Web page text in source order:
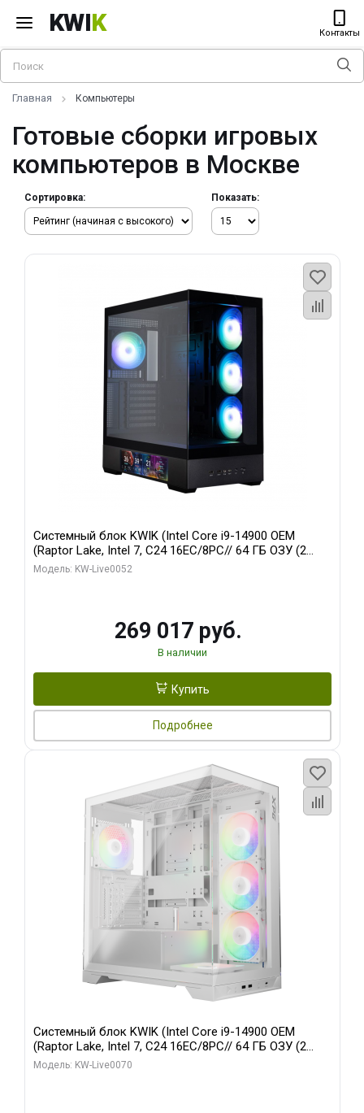
KWIK Контакты
Главная Компьютеры
Готовые сборки игровых
компьютеров в Москве
Сортировка: Показать:
Системный блок KWIK (Intel Core i9-14900 OEM
(Raptor Lake, Intel 7, C24 16EC/8PC// 64 ГБ ОЗУ (2
модуля)/ Palit RTX5080 GAMINGPRO OC 16GB GDDR7
Модель: KW-Live0052
269 017 руб.
В наличии
Купить
Подробнее
Системный блок KWIK (Intel Core i9-14900 OEM
(Raptor Lake, Intel 7, C24 16EC/8PC// 64 ГБ ОЗУ (2
модуля)/ Gigabyte RTX5080 XTREME WATERFORCE
Модель: KW-Live0070